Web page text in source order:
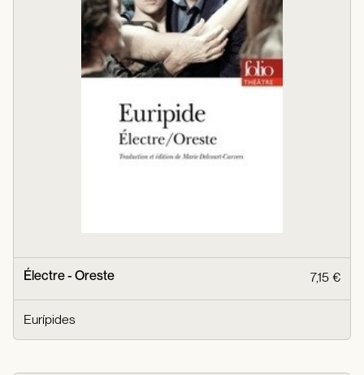
Électre - Oreste 7,15 €
Eurípides